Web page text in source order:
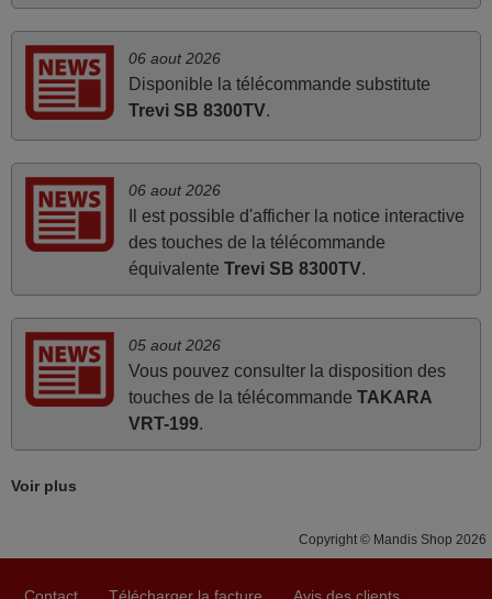
Super Service
mars 2026
Tout bien.
Pascal,
Ravie de voir que ma commande effectuée a 13h30est
deja traitée et expédiée Je vous en remercie d’avance et
attend la réception Encore merci
FRANCE
Parfait.. je recommande..!
06 aout 2026
Disponible la télécommande substitute
Trevi SB 8300TV.
06 aout 2026
Il est possible d'afficher la notice interactive
des touches de la télécommande
équivalente Trevi SB 8300TV.
05 aout 2026
Vous pouvez consulter la disposition des
touches de la télécommande TAKARA
VRT-199.
Voir plus
Copyright © Mandis Shop 2026